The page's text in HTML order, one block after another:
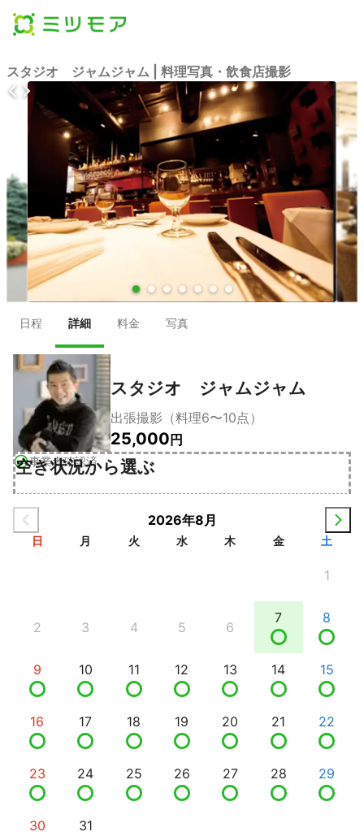
スタジオ ジャムジャム | 料理写真・飲食店撮影
● ● ● ● ● ● ●
日程 詳細 料金 写真
事業者確認済
スタジオ ジャムジャム
出張撮影（料理6〜10点）
25,000円
空き状況から選ぶ
2026年8月
日 月 火 水 木 金 土
1
2 3 4 5 6
7 8
9 10 11 12 13 14 15
16 17 18 19 20 21 22
23 24 25 26 27 28 29
30 31